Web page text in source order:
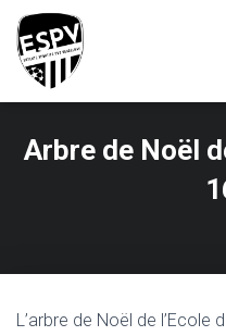
Arbre de Noël
L’arbre de Noël de l’Ecole